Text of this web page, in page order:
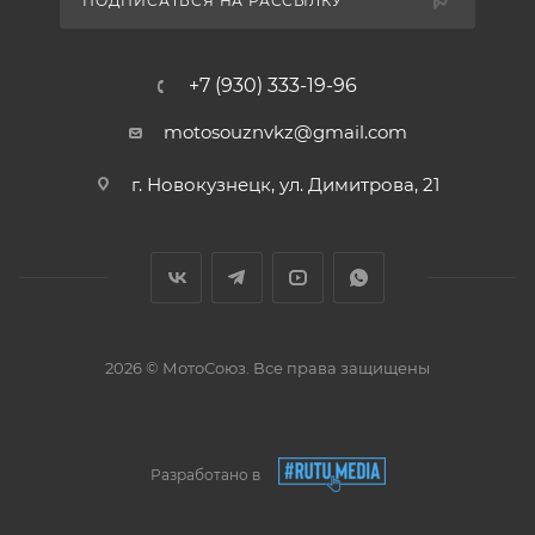
+7 (930) 333-19-96
motosouznvkz@gmail.com
г. Новокузнецк, ул. Димитрова, 21
2026 © МотоСоюз. Все права защищены
Разработано в